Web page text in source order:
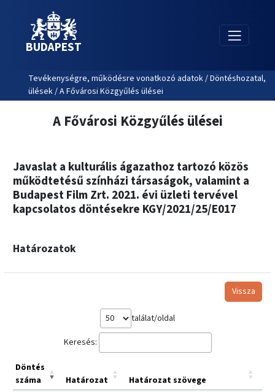
BUDAPEST
Tevékenységre, működésre vonatkozó adatok / Döntéshozatal,
ülések / A Fővárosi Közgyűlés ülései
A Fővárosi Közgyűlés ülései
Javaslat a kulturális ágazathoz tartozó közös
működtetésű színházi társaságok, valamint a
Budapest Film Zrt. 2021. évi üzleti tervével
kapcsolatos döntésekre KGY/2021/25/E017
Határozatok
Vissza
találat/oldal
Keresés:
Döntés
száma
Határozat
Határozat szövege